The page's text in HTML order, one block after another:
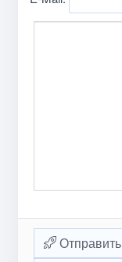
Отправить